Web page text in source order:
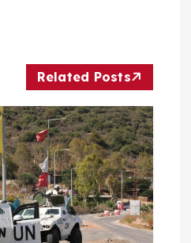
م
ق
Related Posts